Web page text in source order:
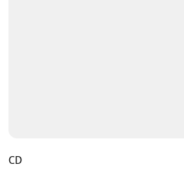
CD